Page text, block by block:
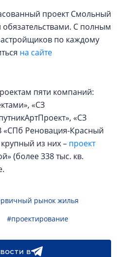
проект Смольный
С полным
по каждому
на сайте
пяти компаний:
«СЗ
«СЗ
«СПб Реновация-Красный
из них – проект
(более 338 тыс. кв.
рынок жилья
#проектирование
в